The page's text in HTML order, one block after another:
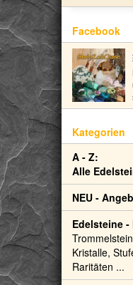
Facebook
Kategorien
A - Z:
Alle
NEU -
Edelsteine
Kristalle,
Raritäten ...